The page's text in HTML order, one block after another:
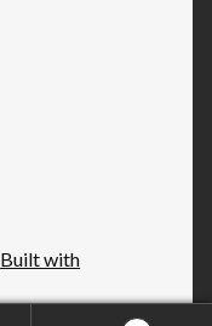
Built with